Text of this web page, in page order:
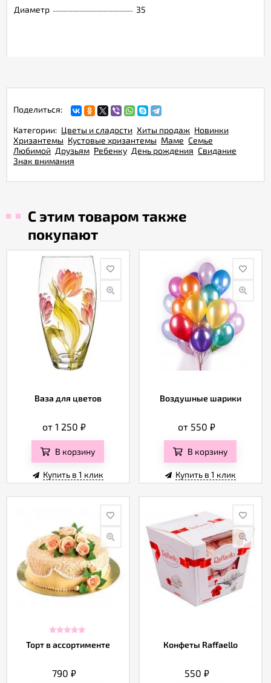
Диаметр 35
Поделиться:
Категории: Цветы и сладости Хиты продаж Новинки
Хризантемы Кустовые хризантемы Маме Семье
Любимой Друзьям Ребенку День рождения Свидание
Знак внимания
С этим товаром также
покупают
Ваза для цветов
от 1 250₽
В корзину
Купить в 1 клик
Воздушные шарики
от 550₽
В корзину
Купить в 1 клик
Торт в ассортименте
790₽
Конфеты Raffaello
550 ₽